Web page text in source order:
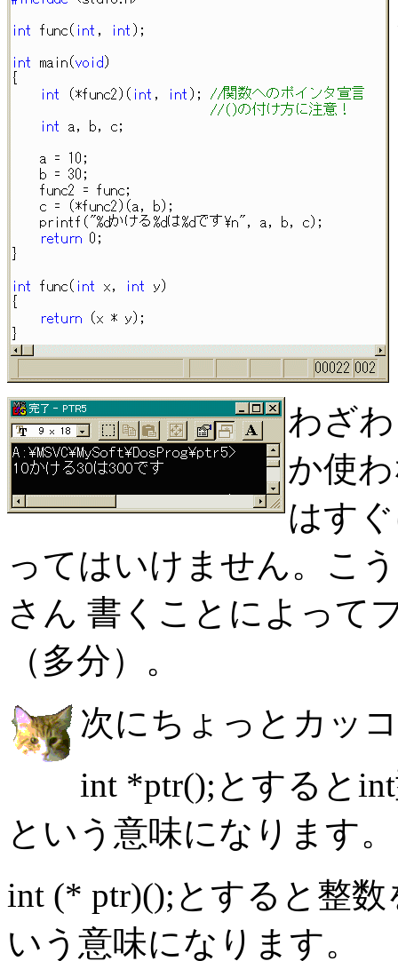
わざ
か使
はす
ってはいけません。こ
さん 書くことによって
（多分）。
次にちょっとカッ
int *ptr();とすると
という意味になります。
int (* ptr)();とすると整
いう意味になります。